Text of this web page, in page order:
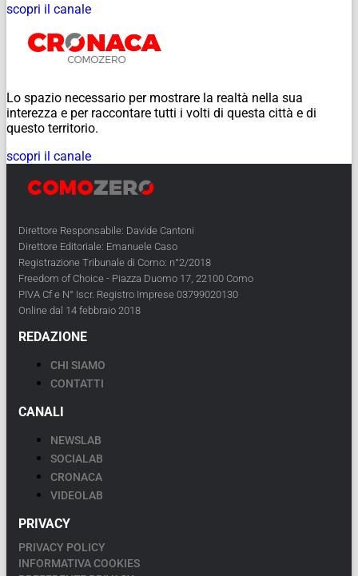
scopri il canale
Lo spazio necessario per mostrare la realtà nella sua
interezza e per raccontare tutti i volti di questa città e di
questo territorio.
scopri il canale
Direttore Responsabile: Davide Cantoni
Direttore Editoriale: Emanuele Caso
Registrazione Tribunale di Como: n°2/2018
Freedom of Choice - Piazza Duomo 17, 22100 Como
PIVA Cf e N° Iscr. Registro Imprese 03799020130
Online dal 14 febbraio 2018
REDAZIONE
CHI SIAMO
CONTATTI
CANALI
NEWSLAB
SOCIALAB
CRONACA
VIDEOLAB
PRIVACY
PRIVACY POLICY
INFORMATIVA COOKIES